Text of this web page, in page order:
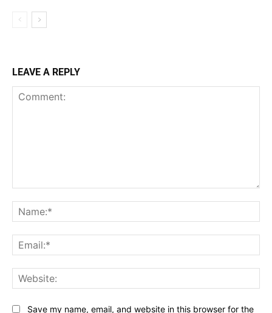
LEAVE A REPLY
Save my name, email, and website in this browser for the